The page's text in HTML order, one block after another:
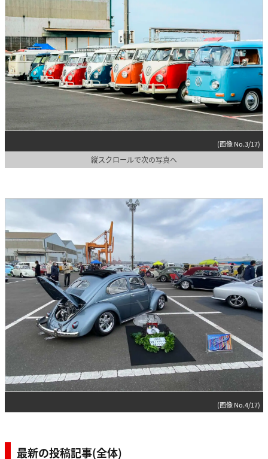
(画像 No.3/17)
縦スクロールで次の写真へ
(画像 No.4/17)
最新の投稿記事(全体)